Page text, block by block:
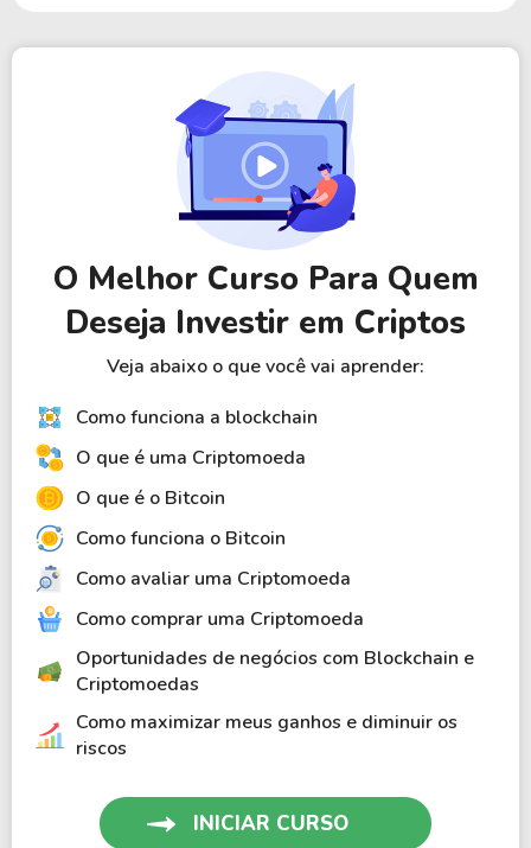
O Melhor Curso Para Quem
Deseja Investir em Criptos
Veja abaixo o que você vai aprender:
Como funciona a blockchain
O que é uma Criptomoeda
O que é o Bitcoin
Como funciona o Bitcoin
Como avaliar uma Criptomoeda
Como comprar uma Criptomoeda
Oportunidades de negócios com Blockchain e
Criptomoedas
Como maximizar meus ganhos e diminuir os
riscos
INICIAR CURSO